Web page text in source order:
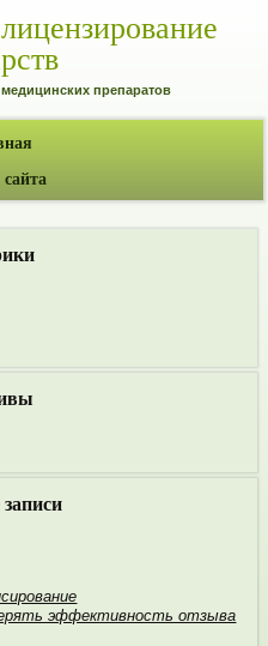
препаратов
эффективность отзыва